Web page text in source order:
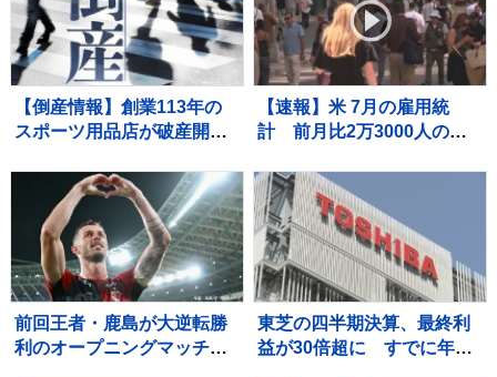
【倒産情報】創業113年の
スポーツ用品店が破産開始
超える売上高も…大手との
競争やコロナ禍の影響で赤
字に 福井市 【東京商工リサ
ーチ】
【速報】米 7月の雇用統
計 前月比2万3000人の減
前回王者・鹿島が大逆転勝
利のオープニングマッチ！
東芝の四半期決算、最終利
益が30倍超に すでに年間